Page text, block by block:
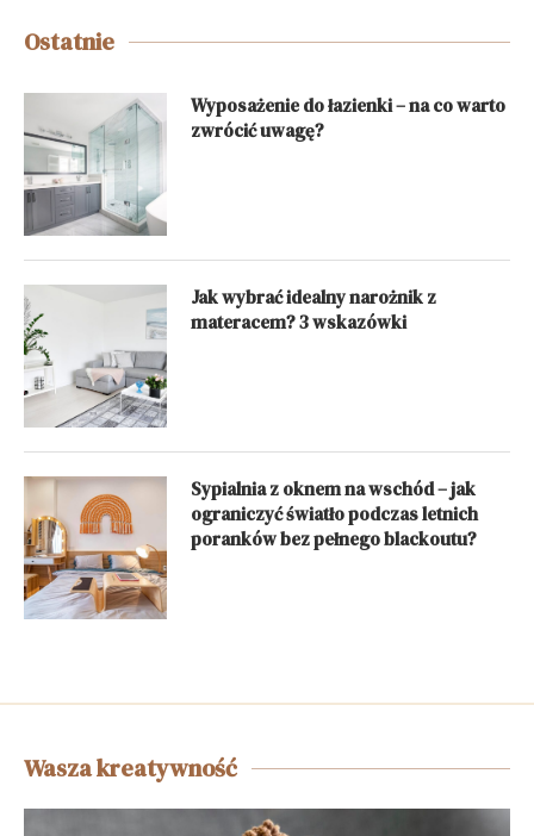
Ostatnie
Wyposażenie do łazienki – na co warto
zwrócić uwagę?
Jak wybrać idealny narożnik z
materacem? 3 wskazówki
Sypialnia z oknem na wschód – jak
ograniczyć światło podczas letnich
poranków bez pełnego blackoutu?
Wasza kreatywność